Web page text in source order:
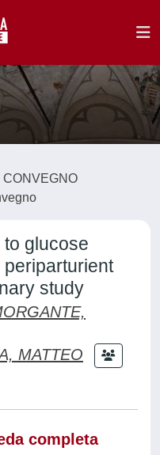
CONVEGNO
glucose
study
MATTEO
completa